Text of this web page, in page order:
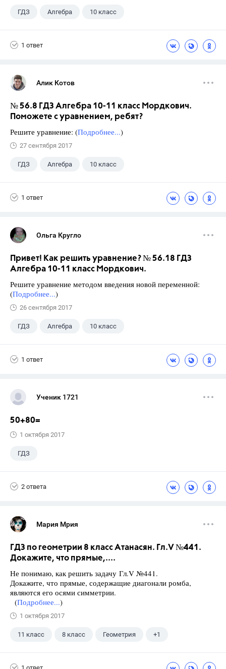
ГДЗ Алгебра 10 класс
1 ответ
Алик Котов
№ 56.8 ГДЗ Алгебра 10-11 класс Мордкович.
Поможете с уравнением, ребят?
Решите уравнение: (Подробнее...)
27 сентября 2017
ГДЗ Алгебра 10 класс
1 ответ
Ольга Кругло
Привет! Как решить уравнение? № 56.18 ГДЗ
Алгебра 10-11 класс Мордкович.
Решите уравнение методом введения новой переменной:
(Подробнее...)
26 сентября 2017
ГДЗ Алгебра 10 класс
1 ответ
Ученик 1721
50+80=
1 октября 2017
ГДЗ
2 ответа
Мария Мрия
ГДЗ по геометрии 8 класс Атанасян. Гл.V №441.
Докажите, что прямые,....
Не понимаю, как решить задачу Гл.V №441.
Докажите, что прямые, содержащие диагонали ромба,
являются его осями симметрии.
(Подробнее...)
1 октября 2017
11 класс 8 класс Геометрия +1